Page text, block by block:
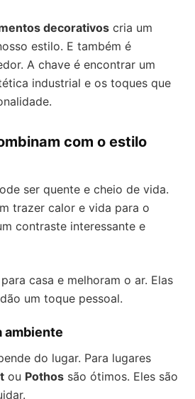
decorativos cria um
estilo. E também é
A chave é encontrar um
industrial e os toques que
com o estilo
ser quente e cheio de vida.
trazer calor e vida para o
contraste interessante e
casa e melhoram o ar. Elas
um toque pessoal.
ambiente
do lugar. Para lugares
ou Pothos são ótimos. Eles são